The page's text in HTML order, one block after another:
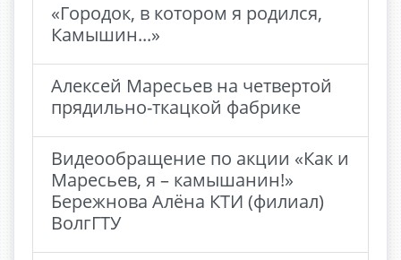
«Городок, в котором я родился,
Камышин...»
Алексей Маресьев на четвертой
прядильно-ткацкой фабрике
Видеообращение по акции «Как и
Маресьев, я – камышанин!»
Бережнова Алёна КТИ (филиал)
ВолгГТУ